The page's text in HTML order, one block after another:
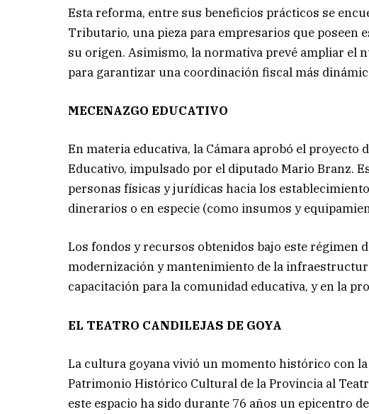
Esta reforma, entre sus beneficios prácticos se
Tributario, una pieza para empresarios que poseen
su origen. Asimismo, la normativa prevé ampliar el
para garantizar una coordinación fiscal más
MECENAZGO EDUCATIVO
En materia educativa, la Cámara aprobó el proyecto
Educativo, impulsado por el diputado Mario Branz.
personas físicas y jurídicas hacia los
dinerarios o en especie (como insumos y
Los fondos y recursos obtenidos bajo este régimen
modernización y mantenimiento de la
capacitación para la comunidad educativa, y en la
EL TEATRO CANDILEJAS DE GOYA
La cultura goyana vivió un momento histórico con
Patrimonio Histórico Cultural de la Provincia al
este espacio ha sido durante 76 años un epicentro